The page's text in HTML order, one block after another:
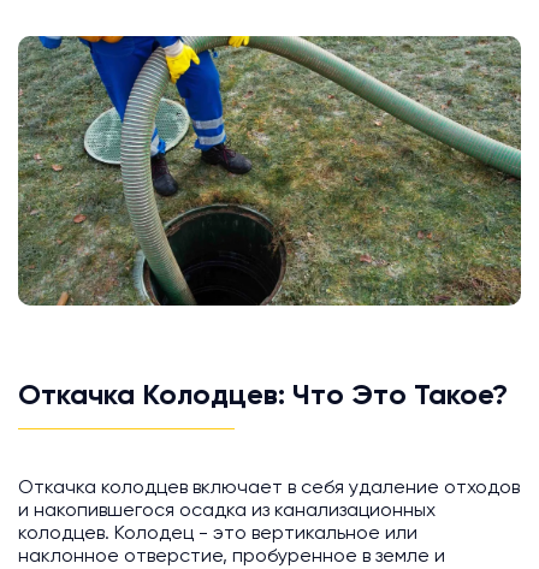
Откачка Колодцев: Что Это Такое?
Откачка колодцев включает в себя удаление отходов
и накопившегося осадка из канализационных
колодцев. Колодец - это вертикальное или
наклонное отверстие, пробуренное в земле и